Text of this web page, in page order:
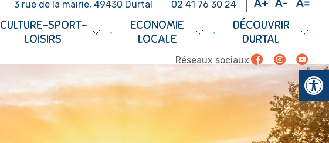
3 rue de la mairie, 49430 Durtal 02 41 76 30 24
CULTURE-SPORT-
LOISIRS
•
ECONOMIE
LOCALE
•
DÉCOUVRIR
DURTAL
Réseaux sociaux FacebookInstagram